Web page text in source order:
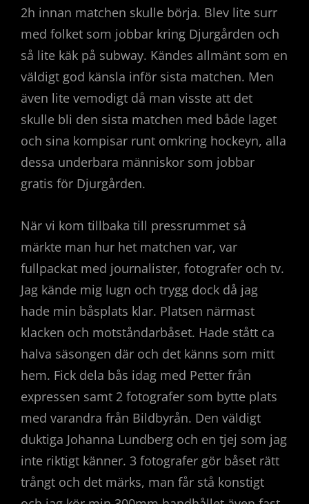
2h innan matchen skulle börja. Blev lite surr
med folket som jobbar kring Djurgården och
så lite käk på subway. Kändes allmänt som en
väldigt god känsla inför sista matchen. Men
även lite vemodigt då man visste att det
skulle bli den sista matchen med både laget
och sina kompisar runt omkring hockeyn, alla
dessa underbara människor som jobbar
gratis för Djurgården.
När vi kom tillbaka till pressrummet så
märkte man hur het matchen var, var
fullpackat med journalister, fotografer och tv.
Jag kände mig lugn och trygg dock då jag
hade min båsplats klar. Platsen närmast
klacken och motståndarbåset. Hade stått ca
halva säsongen där och det känns som mitt
hem. Fick dela bås idag med Petter från
expressen samt 2 fotografer som bytte plats
med varandra från Bildbyrån. Den väldigt
duktiga Johanna Lundberg och en tjej som jag
inte riktigt känner. 3 fotografer gör båset rätt
trångt och det märks, man får stå konstigt